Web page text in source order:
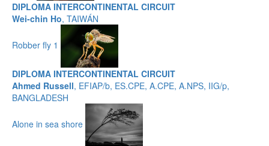
DIPLOMA INTERCONTINENTAL CIRCUIT
Wei-chin Ho, TAIWÁN
Robber fly 1
DIPLOMA INTERCONTINENTAL CIRCUIT
Ahmed Russell, EFIAP/b, ES.CPE, A.CPE, A.NPS, IIG/p,
BANGLADESH
Alone in sea shore